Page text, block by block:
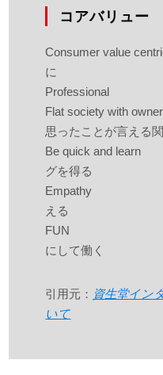
コアバリュー
Consumer value
に
Flat society with
思ったことが言える
Be quick and
グを得る
Empathy
える
FUN ワ
にして働く
引用元： 資生堂イン
いて